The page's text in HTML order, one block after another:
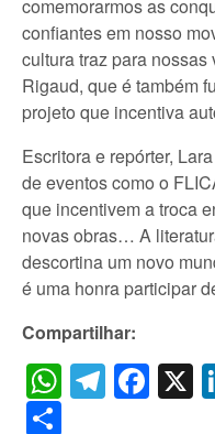
comemorarmos as
confiantes em nosso
cultura traz para nossas
Rigaud, que é também
projeto que incentiva
Escritora e repórter,
de eventos como o
que incentivem a troca
novas obras… A
descortina um novo
é uma honra participar
Compartilhar:
X